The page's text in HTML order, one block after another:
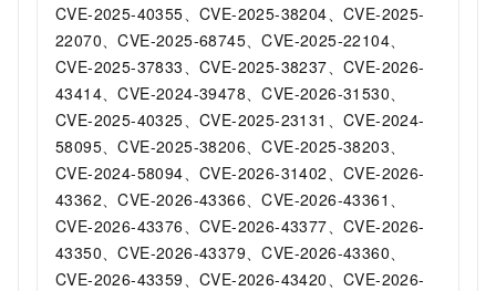
CVE-2025-40355、CVE-2025-38204、CVE-2025-
22070、CVE-2025-68745、CVE-2025-22104、
CVE-2025-37833、CVE-2025-38237、CVE-2026-
43414、CVE-2024-39478、CVE-2026-31530、
CVE-2025-40325、CVE-2025-23131、CVE-2024-
58095、CVE-2025-38206、CVE-2025-38203、
CVE-2024-58094、CVE-2026-31402、CVE-2026-
43362、CVE-2026-43366、CVE-2026-43361、
CVE-2026-43376、CVE-2026-43377、CVE-2026-
43350、CVE-2026-43379、CVE-2026-43360、
CVE-2026-43359、CVE-2026-43420、CVE-2026-